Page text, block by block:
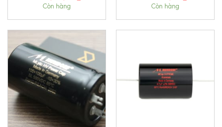
Còn hàng Còn hàng